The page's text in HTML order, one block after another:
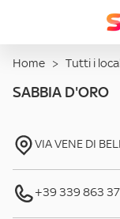
Home > Tutti i
SABBIA D'ORO
VIA VENE DI
+39 339 863